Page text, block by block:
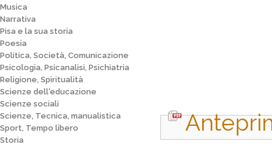
Musica
Narrativa
Pisa e la sua storia
Poesia
Politica, Società, Comunicazione
Psicologia, Psicanalisi, Psichiatria
Religione, Spiritualità
Scienze dell'educazione
Scienze sociali
Scienze, Tecnica, manualistica
Sport, Tempo libero
Storia